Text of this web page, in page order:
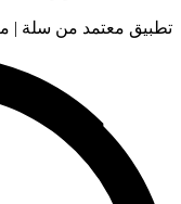
تطبيق معتمد من سلة |